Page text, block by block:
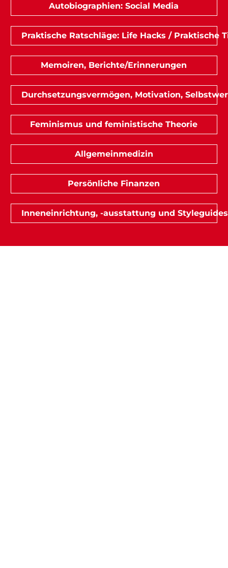
Autobiographien: Social Media
Praktische Ratschläge: Life Hacks / Praktische
Memoiren, Berichte/Erinnerungen
Durchsetzungsvermögen, Motivation,
Feminismus und feministische Theorie
Allgemeinmedizin
Persönliche Finanzen
Inneneinrichtung, -ausstattung und Styleguides